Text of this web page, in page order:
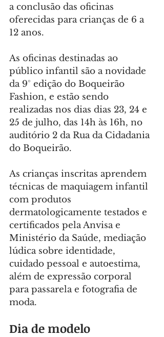
a conclusão das oficinas
oferecidas para crianças de 6 a
12 anos.
As oficinas destinadas ao
público infantil são a novidade
da 9° edição do Boqueirão
Fashion, e estão sendo
realizadas nos dias dias 23, 24 e
25 de julho, das 14h às 16h, no
auditório 2 da Rua da Cidadania
do Boqueirão.
As crianças inscritas aprendem
técnicas de maquiagem infantil
com produtos
dermatologicamente testados e
certificados pela Anvisa e
Ministério da Saúde, mediação
lúdica sobre identidade,
cuidado pessoal e autoestima,
além de expressão corporal
para passarela e fotografia de
moda.
Dia de modelo